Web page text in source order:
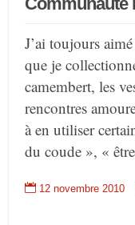
J’ai toujours
que je
camembert, les
rencontres
à en utiliser
du coude », «
 12 novembre 2010